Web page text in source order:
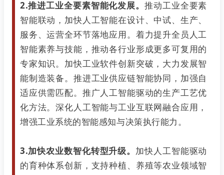
2.推进工业全要素智能化发展。推动工业全要素
智能联动，加快人工智能在设计、中试、生产、
服务、运营全环节落地应用。着力提升全员人工
智能素养与技能，推动各行业形成更多可复用的
专家知识。加快工业软件创新突破，大力发展智
能制造装备。推进工业供应链智能协同，加强自
适应供需匹配。推广人工智能驱动的生产工艺优
化方法。深化人工智能与工业互联网融合应用，
增强工业系统的智能感知与决策执行能力。
3.加快农业数智化转型升级。 加快人工智能驱动
的育种体系创新，支持种植、养殖等农业领域智